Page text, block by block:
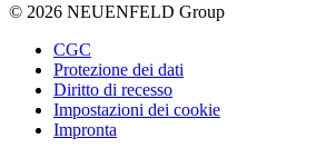
© 2026 NEUENFELD Group
CGC
Protezione dei dati
Diritto di recesso
Impostazioni dei cookie
Impronta